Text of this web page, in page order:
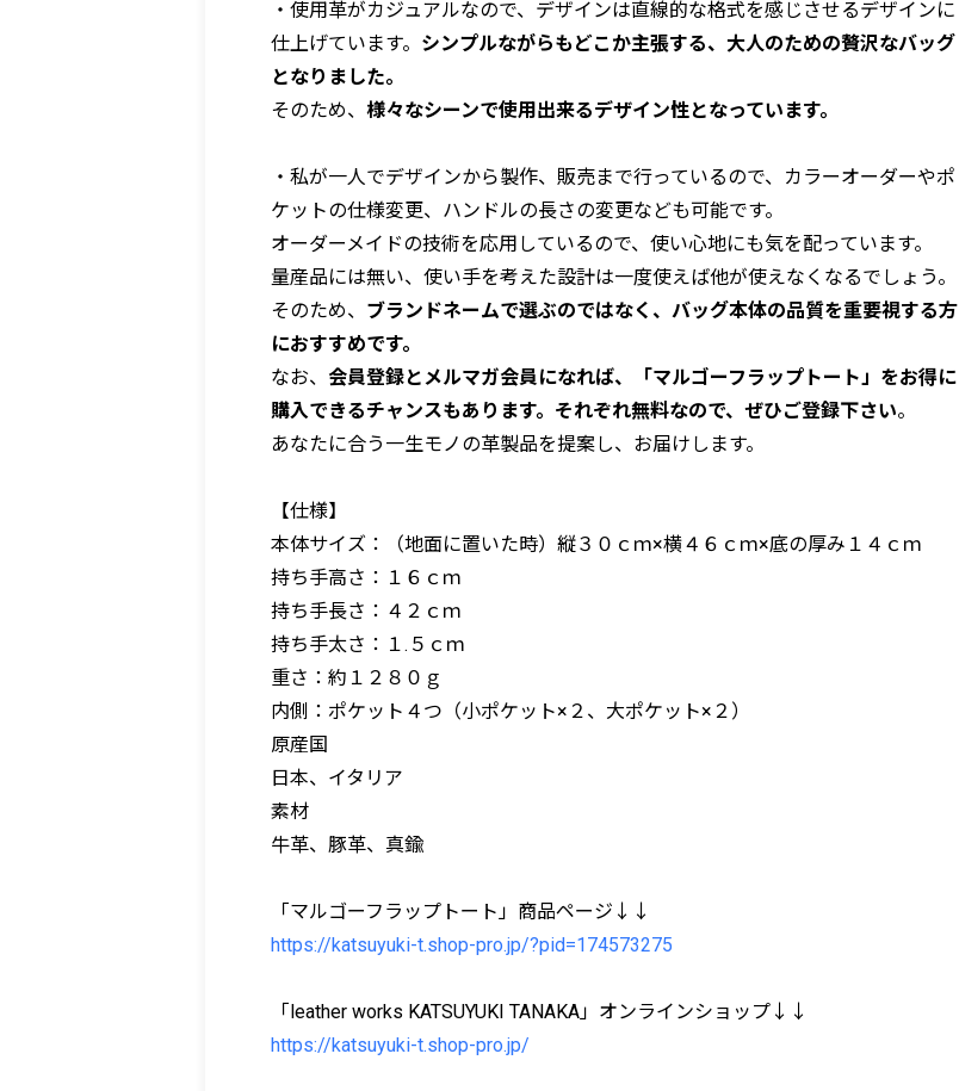
・使用革がカジュアルなので、デザインは直線的な格式を感じさせるデザインに
仕上げています。 シンプルながらもどこか主張する、大人のための贅沢なバッグ
となりました。
そのため、 様々なシーンで使用出来るデザイン性となっています。
・私が一人でデザインから製作、販売まで行っているので、カラーオーダーやポ
ケットの仕様変更、ハンドルの長さの変更なども可能です。
オーダーメイドの技術を応用しているので、使い心地にも気を配っています。
量産品には無い、使い手を考えた設計は一度使えば他が使えなくなるでしょう。
そのため、 ブランドネームで選ぶのではなく、バッグ本体の品質を重要視する方
におすすめです。
なお、 会員登録とメルマガ会員になれば、「マルゴーフラップトート」をお得に
購入できるチャンスもあります。それぞれ無料なので、ぜひご登録下さい。
あなたに合う一生モノの革製品を提案し、お届けします。
【仕様】
本体サイズ：（地面に置いた時）縦３０ｃｍ×横４６ｃｍ×底の厚み１４ｃｍ
持ち手高さ：１６ｃｍ
持ち手長さ：４２ｃｍ
持ち手太さ：１.５ｃｍ
重さ：約１２８０ｇ
内側：ポケット４つ（小ポケット×２、大ポケット×２）
原産国
日本、イタリア
素材
牛革、豚革、真鍮
「マルゴーフラップトート」商品ページ↓↓
https://katsuyuki-t.shop-pro.jp/?pid=174573275
「leather works KATSUYUKI TANAKA」オンラインショップ↓↓
https://katsuyuki-t.shop-pro.jp/